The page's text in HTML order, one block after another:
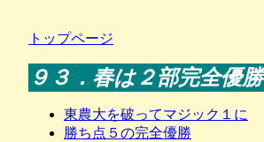
トップページ
９３．春は２部完全優勝
東農大を破ってマジック１に
勝ち点５の完全優勝